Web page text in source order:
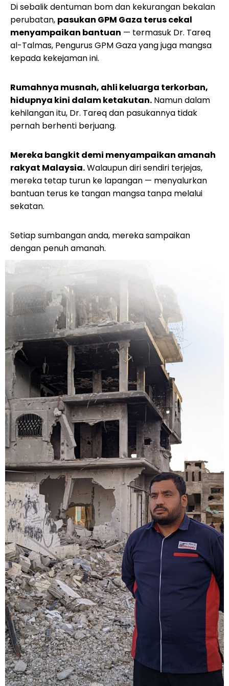
Di sebalik dentuman bom dan kekurangan bekalan
perubatan, pasukan GPM Gaza terus cekal
menyampaikan bantuan — termasuk Dr. Tareq
al-Talmas, Pengurus GPM Gaza yang juga mangsa
kepada kekejaman ini.
Rumahnya musnah, ahli keluarga terkorban,
hidupnya kini dalam ketakutan. Namun dalam
kehilangan itu, Dr. Tareq dan pasukannya tidak
pernah berhenti berjuang.
Mereka bangkit demi menyampaikan amanah
rakyat Malaysia.Walaupun diri sendiri terjejas,
mereka tetap turun ke lapangan — menyalurkan
bantuan terus ke tangan mangsa tanpa melalui
sekatan.
Setiap sumbangan anda, mereka sampaikan
dengan penuh amanah.